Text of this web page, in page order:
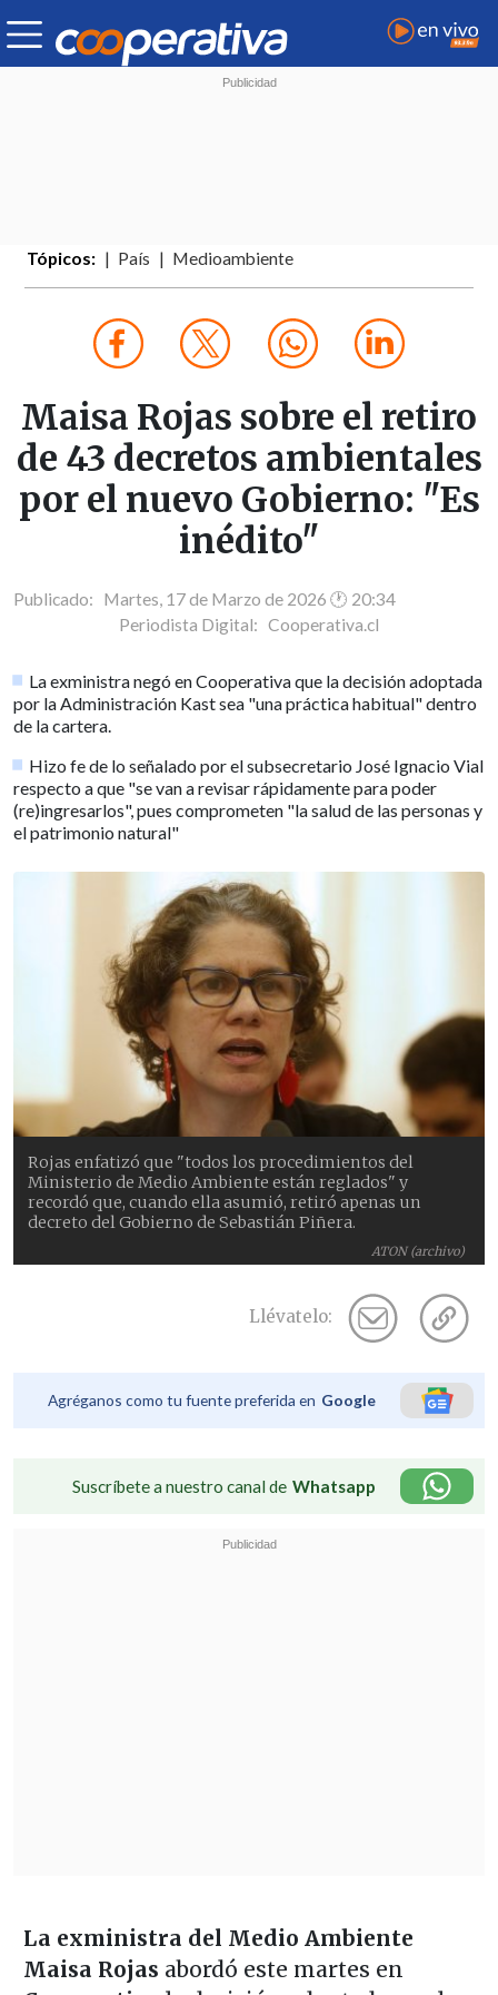
Tópicos: País Medioambiente
Maisa Rojas sobre el retiro
de 43 decretos ambientales
por el nuevo Gobierno: "Es
inédito"
Publicado: Martes, 17 de Marzo de 2026 🕐 20:34
Periodista Digital: Cooperativa.cl
La exministra negó en Cooperativa que la decisión adoptada
por la Administración Kast sea "una práctica habitual" dentro
de la cartera.
Hizo fe de lo señalado por el subsecretario José Ignacio Vial
respecto a que "se van a revisar rápidamente para poder
(re)ingresarlos", pues comprometen "la salud de las personas y
el patrimonio natural"
ATON (archivo)
Rojas enfatizó que "todos los procedimientos del
Ministerio de Medio Ambiente están reglados" y
recordó que, cuando ella asumió, retiró apenas un
decreto del Gobierno de Sebastián Piñera.
Llévatelo:
Agréganos como tu fuente preferida en Google
Suscríbete a nuestro canal de Whatsapp
La exministra del Medio Ambiente
Maisa Rojas abordó este martes en